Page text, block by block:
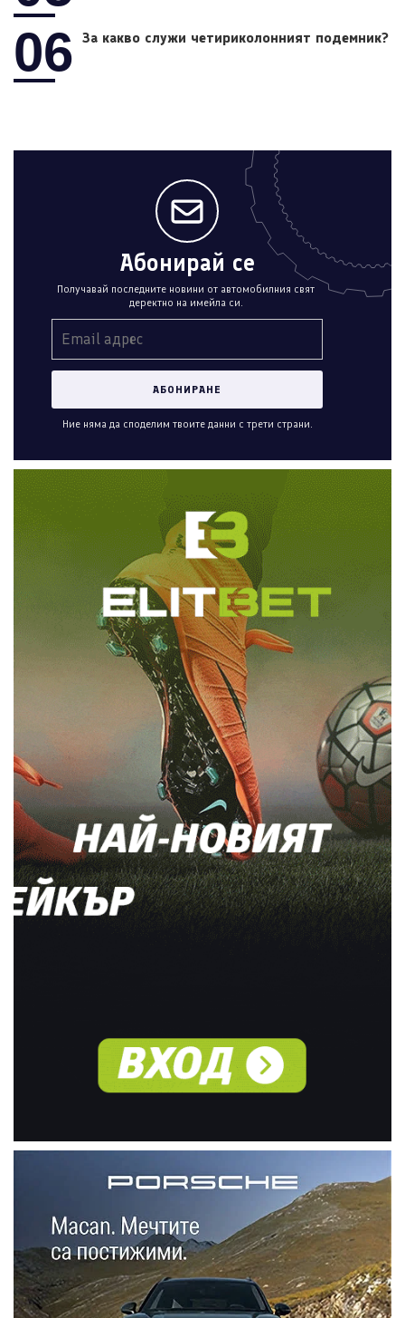
06
За какво служи четириколонният подемник?
Абонирай се
Получавай последните новини от автомобилния свят
деректно на имейла си.
Ние няма да споделим твоите данни с трети страни.